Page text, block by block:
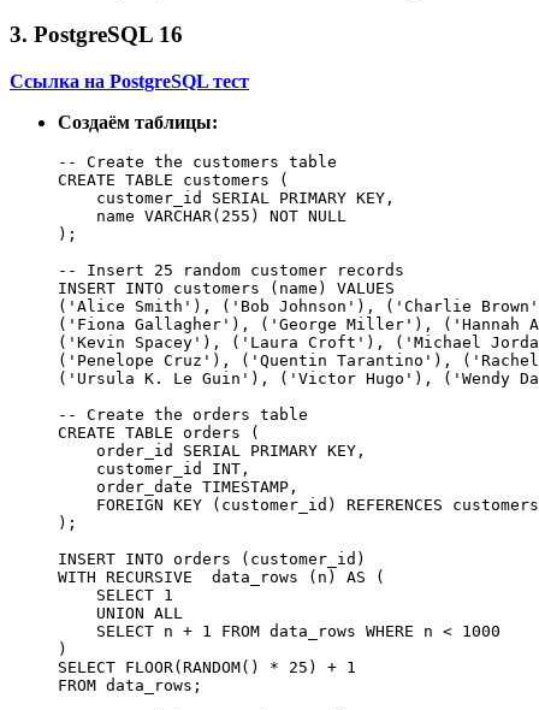
3. PostgreSQL 16
Ссылка на PostgreSQL тест
Создаём таблицы:
-- Create the customers table
CREATE TABLE customers (
    customer_id SERIAL PRIMARY KEY,
    name VARCHAR(255) NOT NULL
);
-- Insert 25 random customer records
INSERT INTO customers (name) VALUES
('Alice Smith'), ('Bob Johnson'), ('Charlie
('Fiona Gallagher'), ('George Miller'),
('Kevin Spacey'), ('Laura Croft'), ('Michael
('Penelope Cruz'), ('Quentin Tarantino'),
('Ursula K. Le Guin'), ('Victor Hugo'), ('Wendy
-- Create the orders table
CREATE TABLE orders (
    order_id SERIAL PRIMARY KEY,
    customer_id INT,
    order_date TIMESTAMP,
FOREIGN KEY (customer_id) REFERENCES
);
INSERT INTO orders (customer_id)
WITH RECURSIVE  data_rows (n) AS (
    SELECT 1
    UNION ALL
    SELECT n + 1 FROM data_rows WHERE n < 1000
)
SELECT FLOOR(RANDOM() * 25) + 1
FROM data_rows;